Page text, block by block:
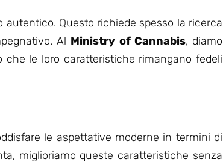
Questo richiede spesso la ricerca
Al Ministry of Cannabis, diamo
che le loro caratteristiche rimangano fedeli
le aspettative moderne in termini di
miglioriamo queste caratteristiche senza